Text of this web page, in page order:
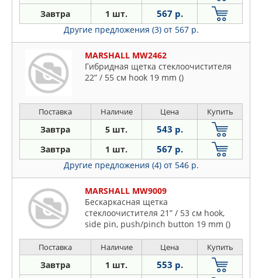
Завтра 1 шт. 567 р.
Другие предложения (3) от 567 р.
MARSHALL MW2462
Гибридная щетка стеклоочистителя
22” / 55 см hook 19 mm ()
Поставка Наличие Цена Купить
Завтра 5 шт. 543 р.
Завтра 1 шт. 567 р.
Другие предложения (4) от 546 р.
MARSHALL MW9009
Бескаркасная щетка
стеклоочистителя 21” / 53 см hook,
side pin, push/pinch button 19 mm ()
Поставка Наличие Цена Купить
Завтра 1 шт. 553 р.